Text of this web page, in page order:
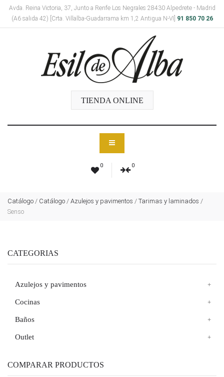
Avda. Reina Victoria, 37, Junto a Renfe Los Negrales 28430 Alpedrete - Madrid
(A6 salida 42) [Crta. Villalba-Guadarrama km 1,2 Antigua N-VI]
91 850 70 26
TIENDA ONLINE
0 0
Catálogo / Catálogo / Azulejos y pavimentos / Tarimas y laminados /
Senso
CATEGORIAS
Azulejos y pavimentos
Cocinas
Baños
Outlet
COMPARAR PRODUCTOS